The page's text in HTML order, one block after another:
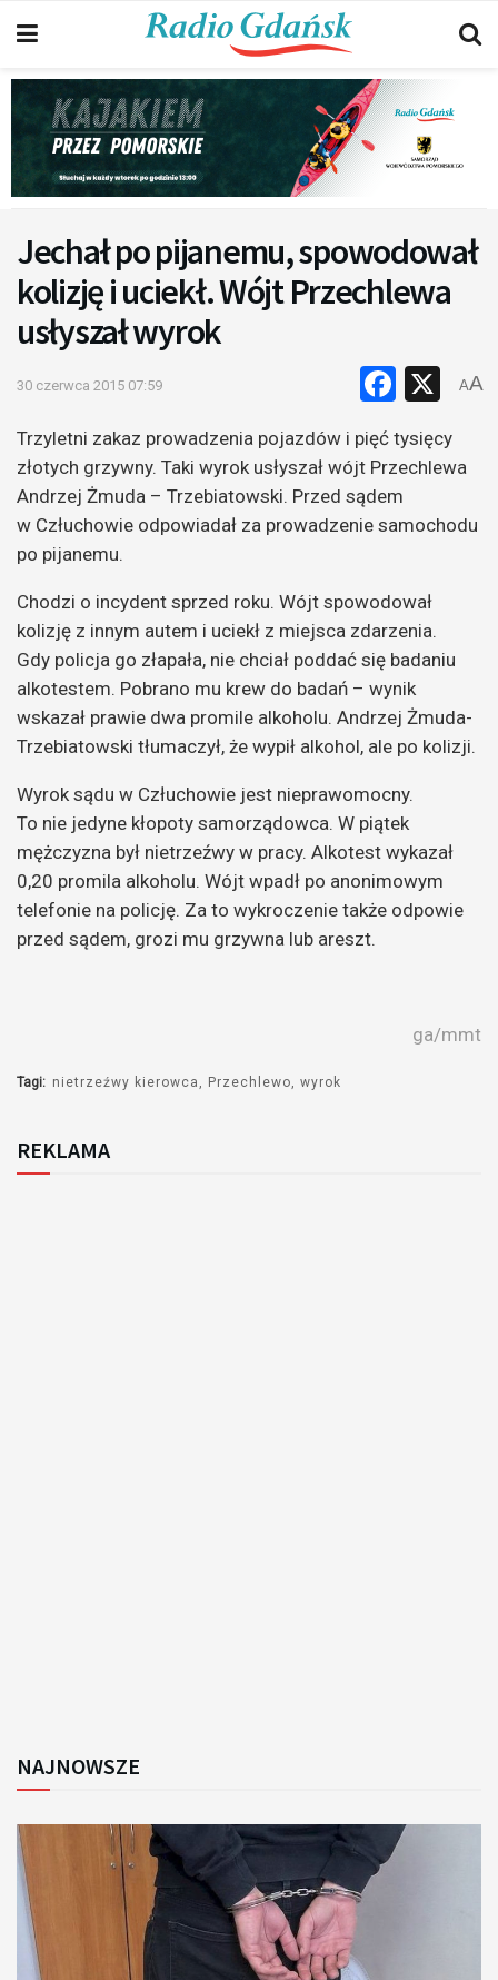
Jechał po pijanemu, spowodował
kolizję i uciekł. Wójt Przechlewa
usłyszał wyrok
30 czerwca 2015 07:59 X
AA
Trzyletni zakaz prowadzenia pojazdów i pięć tysięcy
złotych grzywny. Taki wyrok usłyszał wójt Przechlewa
Andrzej Żmuda – Trzebiatowski. Przed sądem
w Człuchowie odpowiadał za prowadzenie samochodu
po pijanemu.
Chodzi o incydent sprzed roku. Wójt spowodował
kolizję z innym autem i uciekł z miejsca zdarzenia.
Gdy policja go złapała, nie chciał poddać się badaniu
alkotestem. Pobrano mu krew do badań – wynik
wskazał prawie dwa promile alkoholu. Andrzej Żmuda-
Trzebiatowski tłumaczył, że wypił alkohol, ale po kolizji.
Wyrok sądu w Człuchowie jest nieprawomocny.
To nie jedyne kłopoty samorządowca. W piątek
mężczyzna był nietrzeźwy w pracy. Alkotest wykazał
0,20 promila alkoholu. Wójt wpadł po anonimowym
telefonie na policję. Za to wykroczenie także odpowie
przed sądem, grozi mu grzywna lub areszt.
ga/mmt
Tagi: nietrzeźwy kierowca Przechlewo wyrok
REKLAMA
NAJNOWSZE